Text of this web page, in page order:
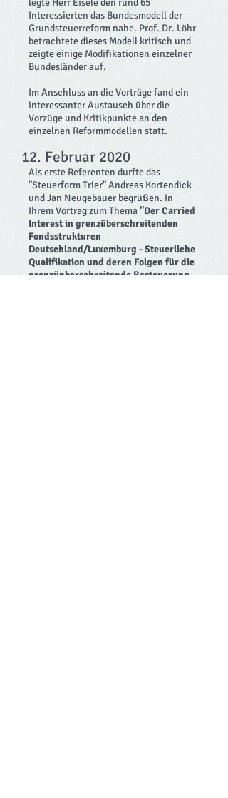
legte Herr Eisele den rund 65
Interessierten das Bundesmodell der
Grundsteuerreform nahe. Prof. Dr. Löhr
betrachtete dieses Modell kritisch und
zeigte einige Modifikationen einzelner
Bundesländer auf.
Im Anschluss an die Vorträge fand ein
interessanter Austausch über die
Vorzüge und Kritikpunkte an den
einzelnen Reformmodellen statt.
12. Februar 2020
Als erste Referenten durfte das
"Steuerform Trier" Andreas Kortendick
und Jan Neugebauer begrüßen. In
Ihrem Vortrag zum Thema"Der Carried
Interest in grenzüberschreitenden
Fondsstrukturen
Deutschland/Luxemburg - Steuerliche
Qualifikation und deren Folgen für die
grenzünberschreitende Besteuerung